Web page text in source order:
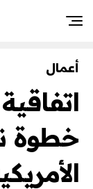
أعمال
خطوة